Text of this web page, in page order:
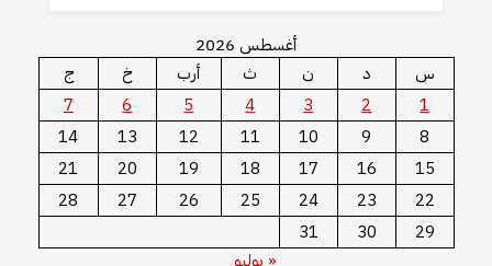
أغسطس 2026
س
د ن ث أرب خ
ج
1
2
3
4
5
6
7
8
9
10
11
12
13
14
15
16
17
18
19
20
21
22
23
24
25
26
27
28
29
30
31
« يوليو